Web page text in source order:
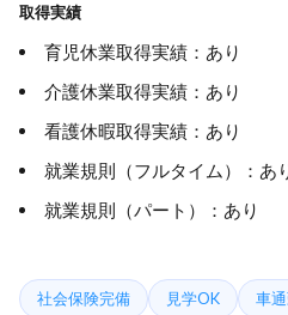
取得実績
育児休業取得実績：あり
介護休業取得実績：あり
看護休暇取得実績：あり
就業規則（フルタイム）：あ
就業規則（パート）：あり
社会保険完備 見学OK 車